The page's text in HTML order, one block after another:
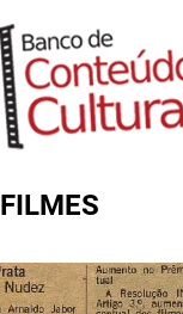
FILMES